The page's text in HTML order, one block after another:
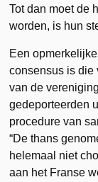
Tot dan moet de
worden, is hun
Een
consensus is die
van de
gedeporteerden
procedure van
“De thans
helemaal niet
aan het Franse